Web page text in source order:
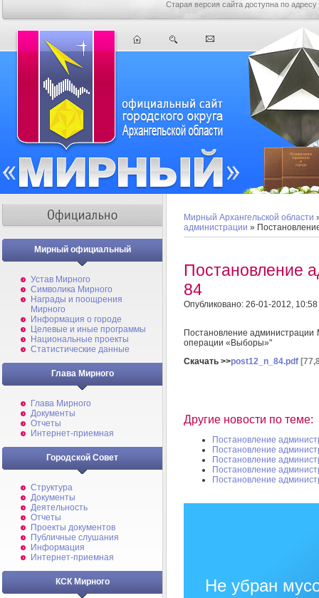
Старая версия сайта доступна по адресу
Мирный официальный
Устав Мирного
Символика Мирного
Награды и поощрения
Мирного
Информация о городе
Целевые и иные программы
Национальные проекты
Статистические данные
Глава Мирного
Глава Мирного
Документы
Отчеты
Интернет-приемная
Городской Совет
Структура
Документы
Деятельность
Отчеты
Проекты документов
Публичные слушания
Информация
Интернет-приемная
КСК Мирного
Мирный Архангельской области
администрации »
Постановление
84
Опубликовано: 26-01-2012, 10:58
Постановление
операции «Выборы»"
Скачать >>post12_n_84.pdf
Другие новости по теме:
Постановление
Постановление
Постановление
Постановление
Постановление
Не убран